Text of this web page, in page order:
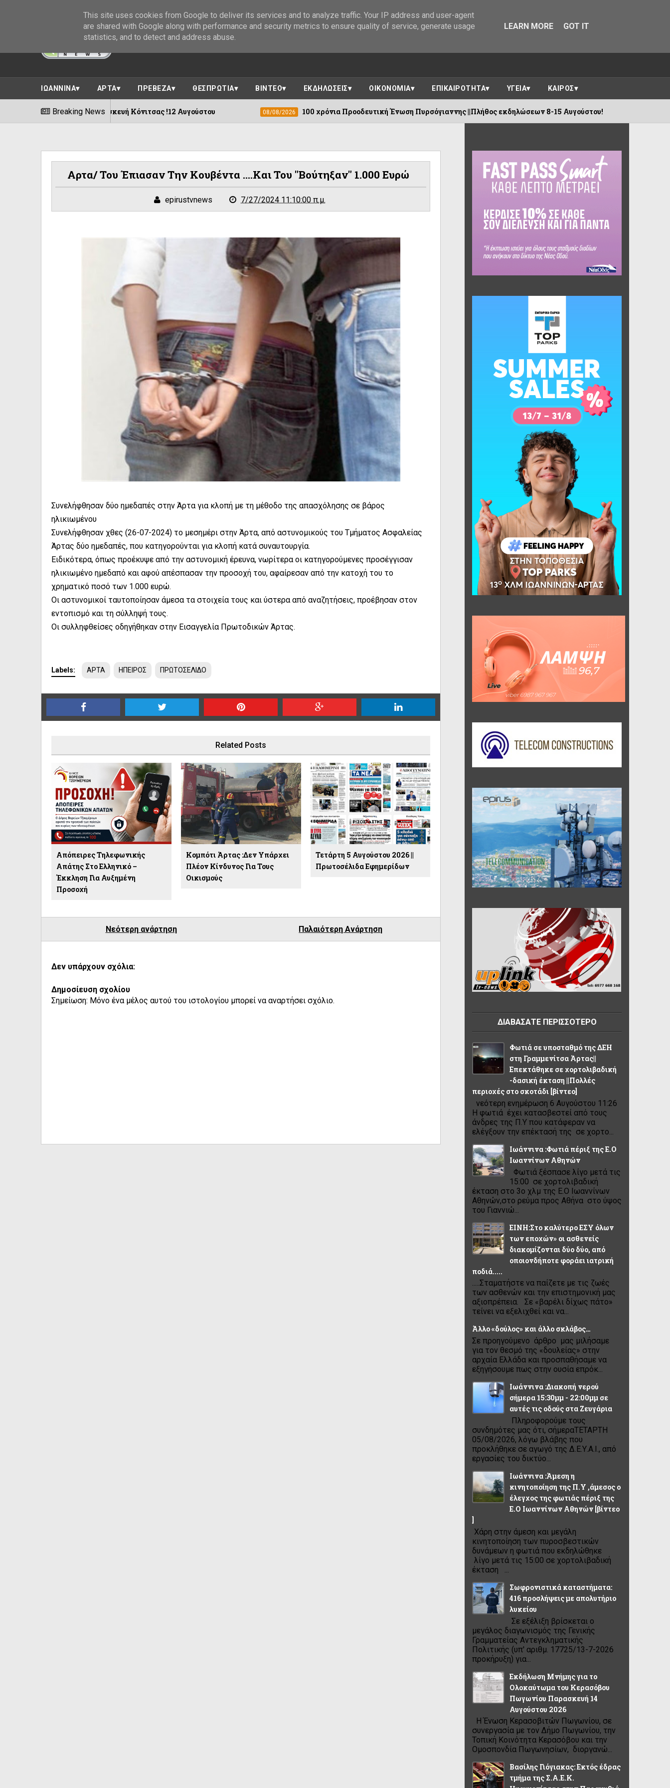
ΙΩΑΝΝΙΝΑ ΑΡΤΑ ΠΡΕΒΕΖΑ ΘΕΣΠΡΩΤΙΑ ΒΙΝΤΕΟ ΕΚΔΗΛΩΣΕΙΣ ΟΙΚΟΝΟΜΙΑ ΕΠΙΚΑΙΡΟΤΗΤΑ ΥΓΕΙΑ ΚΑΙΡΟΣ
Breaking News
-Αγία Παρασκευή Κόνιτσας !12 Αυγούστου 08/08/2026 100 χρόνια Προοδευτική Ένωση Πυρσόγιαννης ||Πλήθος εκδηλώσεων 8-15 Αυγούστου! 08/08/2026
Αρτα/ Του Έπιασαν Την Κουβέντα ....και Του "βούτηξαν" 1.000 Ευρώ
epirustvnews 7/27/2024 11:10:00 π.μ.
Συνελήφθησαν δύο ημεδαπές στην Άρτα για κλοπή με τη μέθοδο της απασχόλησης σε βάρος
ηλικιωμένου
Συνελήφθησαν χθες (26-07-2024) το μεσημέρι στην Άρτα, από αστυνομικούς του Τμήματος Ασφαλείας
Άρτας δύο ημεδαπές, που κατηγορούνται για κλοπή κατά συναυτουργία.
Ειδικότερα, όπως προέκυψε από την αστυνομική έρευνα, νωρίτερα οι κατηγορούμενες προσέγγισαν
ηλικιωμένο ημεδαπό και αφού απέσπασαν την προσοχή του, αφαίρεσαν από την κατοχή του το
χρηματικό ποσό των 1.000 ευρώ.
Οι αστυνομικοί ταυτοποίησαν άμεσα τα στοιχεία τους και ύστερα από αναζητήσεις, προέβησαν στον
εντοπισμό και τη σύλληψή τους.
Οι συλληφθείσες οδηγήθηκαν στην Εισαγγελία Πρωτοδικών Άρτας.
Labels: ΑΡΤΑ ΗΠΕΙΡΟΣ ΠΡΩΤΟΣΕΛΙΔΟ
Related Posts
Απόπειρες Τηλεφωνικής
Απάτης Στο Ελληνικό –
Έκκληση Για Αυξημένη
Προσοχή
Κομπότι Άρτας :Δεν Υπάρχει
Πλέον Κίνδυνος Για Τους
Οικισμούς
Τετάρτη 5 Αυγούστου 2026 ||
Πρωτοσέλιδα Εφημερίδων
Νεότερη ανάρτηση Παλαιότερη Ανάρτηση
Δεν υπάρχουν σχόλια:
Δημοσίευση σχολίου
Σημείωση: Μόνο ένα μέλος αυτού του ιστολογίου μπορεί να αναρτήσει σχόλιο.
ΔΙΑΒΑΣΑΤΕ ΠΕΡΙΣΣΟΤΕΡΟ
Φωτιά σε υποσταθμό της ΔΕΗ
στη Γραμμενίτσα Άρτας||
Επεκτάθηκε σε χορτολιβαδική
-δασική έκταση ||Πολλές
περιοχές στο σκοτάδι [βίντεο]
νεότερη ενημέρωση 6 Αυγούστου 11:26
Η φωτιά έχει κατασβεστεί από τους
άνδρες της Π.Υ που κατάφεραν να
ελέγξουν την επέκτασή της σε χορτο...
Ιωάννινα :Φωτιά πέριξ της Ε.Ο
Ιωαννίνων Αθηνών
Φωτιά ξέσπασε λίγο μετά τις
15:00 σε χορτολιβαδική
έκταση στο 3ο χλμ της Ε.Ο Ιωαννίνων
Αθηνών,στο ρεύμα προς Αθήνα στο ύψος
του Γιαννιώ...
ΕΙΝΗ:Στο καλύτερο ΕΣΥ όλων
των εποχών» οι ασθενείς
διακομίζονται δύο δύο, από
οποιονδήποτε φοράει ιατρική
ποδιά.....
.....Σταματήστε να παίζετε με τις ζωές
των ασθενών και την επιστημονική μας
αξιοπρέπεια. Σε «βαρέλι δίχως πάτο»
τείνει να εξελιχθεί και να...
Άλλο «δούλος» και άλλο σκλάβος…
Σε προηγούμενο άρθρο μας μιλήσαμε
για τον θεσμό της «δουλείας» στην
αρχαία Ελλάδα και προσπαθήσαμε να
εξηγήσουμε πως στην ουσία επρόκ...
Ιωάννινα :Διακοπή νερού
σήμερα 15:30μμ - 22:00μμ σε
αυτές τις οδούς στα Ζευγάρια
Πληροφορούμε τους
συνδημότες μας ότι, σήμεραΤΕΤΑΡΤΗ
05/08/2026, λόγω βλάβης που
προκλήθηκε σε αγωγό της Δ.Ε.Υ.Α.Ι., από
εργασίες του δικτύο...
Ιωάννινα :Άμεση η
κινητοποίηση της Π.Υ ,άμεσος ο
έλεγχος της φωτιάς πέριξ της
Ε.Ο Ιωαννίνων Αθηνών [βίντεο
]
Χάρη στην άμεση και μεγάλη
κινητοποίηση των πυροσβεστικών
δυνάμεων η φωτιά που εκδηλώθηκε
λίγο μετά τις 15:00 σε χορτολιβαδική
έκταση ...
Σωφρονιστικά καταστήματα:
416 προσλήψεις με απολυτήριο
λυκείου
Σε εξέλιξη βρίσκεται ο
μεγάλος διαγωνισμός της Γενικής
Γραμματείας Αντεγκληματικής
Πολιτικής (υπ' αριθμ. 17725/13-7-2026
προκήρυξη) για...
Εκδήλωση Μνήμης για το
Ολοκαύτωμα του Κερασόβου
Πωγωνίου Παρασκευή 14
Αυγούστου 2026
Η Ένωση Κερασοβιτών Πωγωνίου, σε
συνεργασία με τον Δήμο Πωγωνίου, την
Τοπική Κοινότητα Κερασόβου και την
Ομοσπονδία Πωγωνησίων, διοργανώ...
Βασίλης Γιόγιακας: Εκτός έδρας
τμήμα της Σ.Α.Ε.Κ.
This site uses cookies from Google to deliver its services and to analyze traffic. Your IP address and user-agent
are shared with Google along with performance and security metrics to ensure quality of service, generate usage
statistics, and to detect and address abuse.
LEARN MORE GOT IT